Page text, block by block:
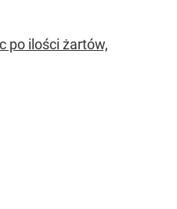
po ilości żartów,